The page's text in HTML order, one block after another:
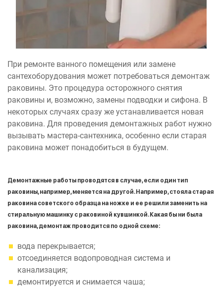
При ремонте ванного помещения или замене
сантехоборудования может потребоваться демонтаж
раковины. Это процедура осторожного снятия
раковины и, возможно, замены подводки и сифона. В
некоторых случаях сразу же устанавливается новая
раковина. Для проведения демонтажных работ нужно
вызывать мастера-сантехника, особенно если старая
раковина может понадобиться в будущем.
Демонтажные работы проводятся в случае, если один тип
раковины, например, меняется на другой. Например, стояла старая
раковина советского образца на ножке и ее решили заменить на
стиральную машинку с раковиной кувшинкой. Какая бы ни была
раковина, демонтаж проводится по одной схеме:
вода перекрывается;
отсоединяется водопроводная система и
канализация;
демонтируется и снимается чаша;